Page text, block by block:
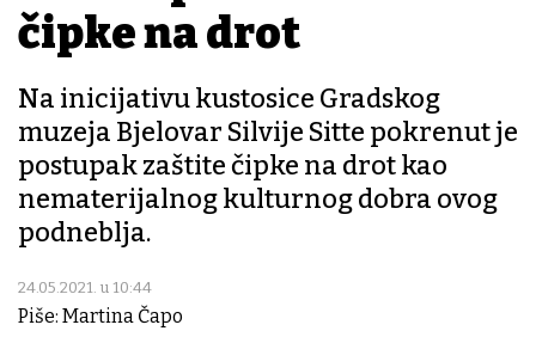
čipke na drot
Na inicijativu kustosice Gradskog
muzeja Bjelovar Silvije Sitte pokrenut je
postupak zaštite čipke na drot kao
nematerijalnog kulturnog dobra ovog
podneblja.
24.05.2021. u 10:44
Piše: Martina Čapo